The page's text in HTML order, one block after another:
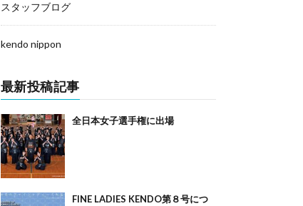
スタッフブログ
kendo nippon
最新投稿記事
全日本女子選手権に出場
FINE LADIES KENDO第８号につ